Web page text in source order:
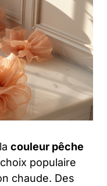
couleur pêche
populaire
chaude. Des